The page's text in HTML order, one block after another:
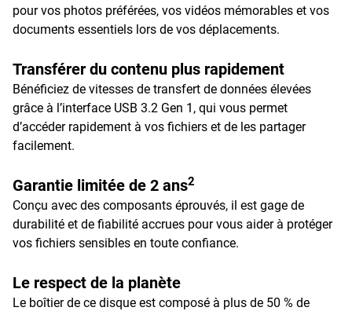
pour vos photos préférées, vos vidéos mémorables et vos
documents essentiels lors de vos déplacements.
Transférer du contenu plus rapidement
Bénéficiez de vitesses de transfert de données élevées
grâce à l’interface USB 3.2 Gen 1, qui vous permet
d’accéder rapidement à vos fichiers et de les partager
facilement.
Garantie limitée de 2 ans2
Conçu avec des composants éprouvés, il est gage de
durabilité et de fiabilité accrues pour vous aider à protéger
vos fichiers sensibles en toute confiance.
Le respect de la planète
Le boîtier de ce disque est composé à plus de 50 % de